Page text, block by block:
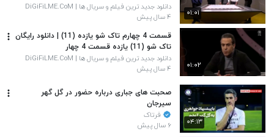
۰۱:۰۱
دانلود جدید ترین فیلم و سریال ها | DiGiFiLME.CoM
۴ سال پیش
۰۱:۰۲
قسمت 4 چهارم تاک شو یازده (11) | دانلود رایگان
تاک شو (11) یازده قسمت 4 چهار
دانلود جدید ترین فیلم و سریال ها | DiGiFiLME.CoM
۴ سال پیش
۰۴:۱۳
صحبت های جباری درباره حضور در گل گهر
سیرجان
فرتاک
۶ سال پیش